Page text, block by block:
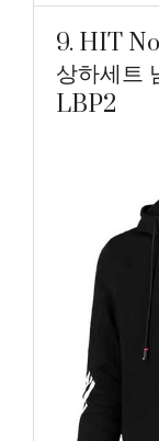
9. HIT
상하세트
LBP2